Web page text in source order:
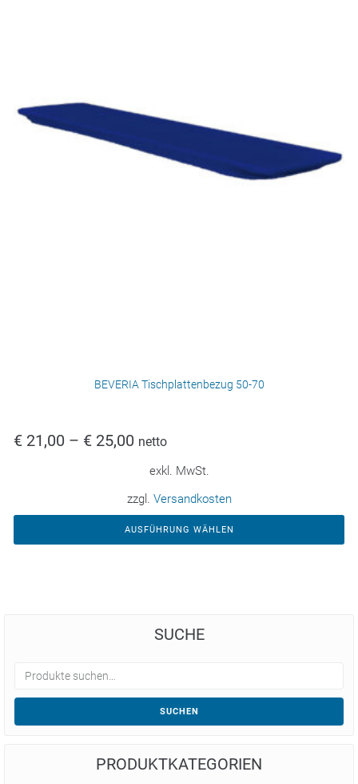
BEVERIA Tischplattenbezug 50-70
€ 21,00 – € 25,00 netto
exkl. MwSt.
zzgl. Versandkosten
AUSFÜHRUNG WÄHLEN
SUCHE
SUCHEN
PRODUKTKATEGORIEN